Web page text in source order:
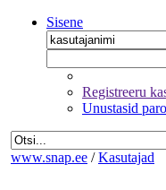
Sisene
Registreeru
Unustasid
www.snap.ee / Kasutajad